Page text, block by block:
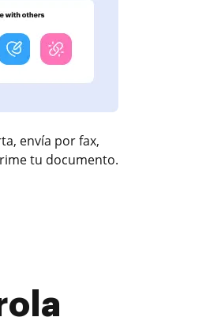
envía por fax,
tu documento.